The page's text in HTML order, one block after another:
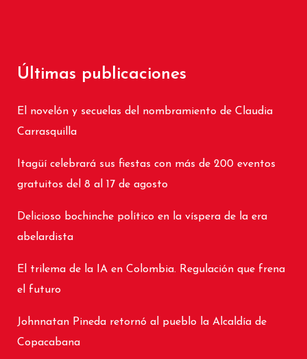
Últimas publicaciones
El novelón y secuelas del nombramiento de Claudia
Carrasquilla
Itagüí celebrará sus fiestas con más de 200 eventos
gratuitos del 8 al 17 de agosto
Delicioso bochinche político en la víspera de la era
abelardista
El trilema de la IA en Colombia. Regulación que frena
el futuro
Johnnatan Pineda retornó al pueblo la Alcaldía de
Copacabana